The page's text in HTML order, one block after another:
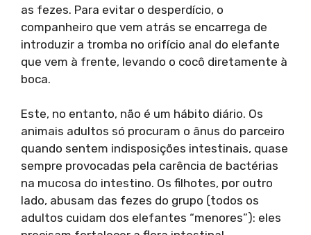
as fezes. Para evitar o desperdício, o
companheiro que vem atrás se encarrega de
introduzir a tromba no orifício anal do elefante
que vem à frente, levando o cocô diretamente à
boca.
Este, no entanto, não é um hábito diário. Os
animais adultos só procuram o ânus do parceiro
quando sentem indisposições intestinais, quase
sempre provocadas pela carência de bactérias
na mucosa do intestino. Os filhotes, por outro
lado, abusam das fezes do grupo (todos os
adultos cuidam dos elefantes “menores”): eles